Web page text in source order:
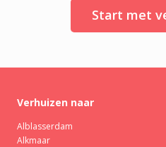
Start met
Verhuizen naar
Alblasserdam
Alkmaar